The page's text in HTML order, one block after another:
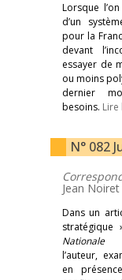
Lorsque
d’un
pour la
devant
essayer de
ou moins
dernier
besoins. Lire
N° 082
Jean Noiret
Dans un
stratégique
Nationale
l’auteur,
en